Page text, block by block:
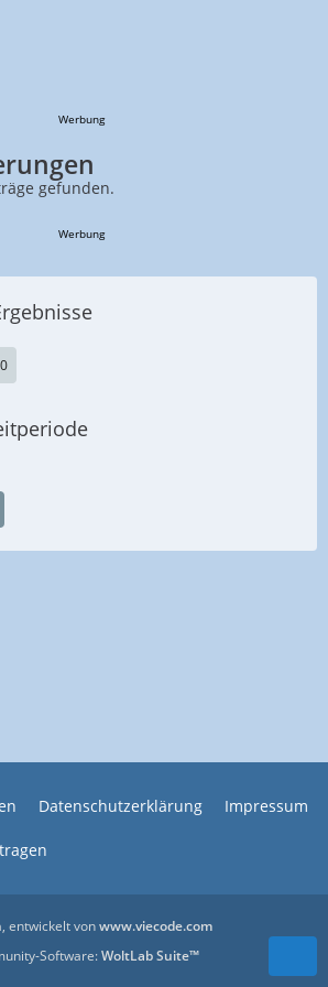
Werbung
gefunden.
Werbung
Datenschutzerklärung Impressum
, entwickelt vonwww.viecode.com
Software:WoltLab Suite™